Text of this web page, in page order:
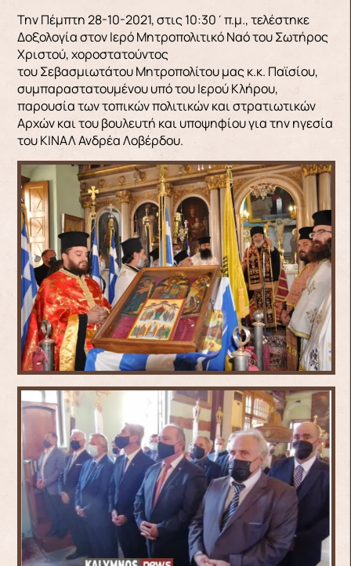
Την Πέμπτη 28-10-2021, στις 10:30΄π.μ., τελέστηκε
Δοξολογία στον Ιερό Μητροπολιτικό Ναό του Σωτήρος
Χριστού, χοροστατούντος
του Σεβασμιωτάτου Μητροπολίτου μας κ.κ. Παϊσίου,
συμπαραστατουμένου υπό του Ιερού Κλήρου,
παρουσία των τοπικών πολιτικών και στρατιωτικών
Αρχών και του βουλευτή και υποψηφίου για την ηγεσία
του ΚΙΝΑΛ Ανδρέα Λοβέρδου.